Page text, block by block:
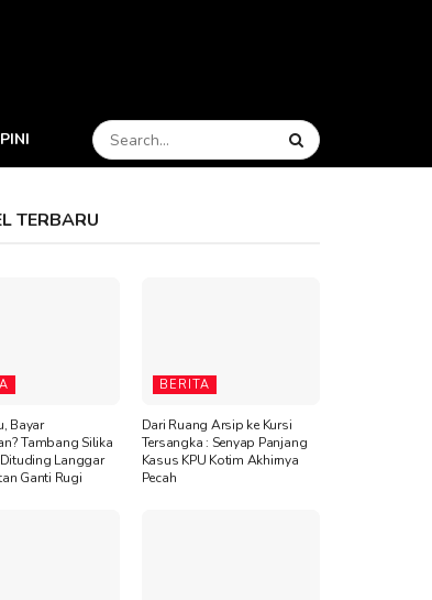
TERBARU
Bayar
Tambang Silika
Langgar
Ganti Rugi
BERITA
Dari Ruang Arsip ke Kursi
Tersangka : Senyap Panjang
Kasus KPU Kotim Akhirnya
Pecah